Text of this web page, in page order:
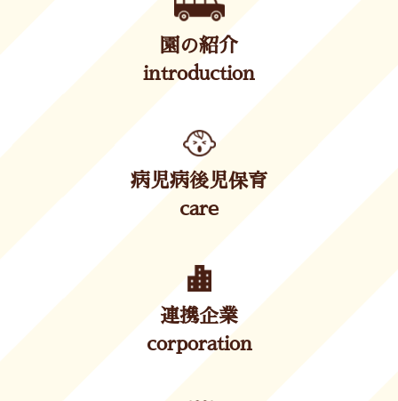
園の紹介
introduction
病児病後児保育
care
連携企業
corporation